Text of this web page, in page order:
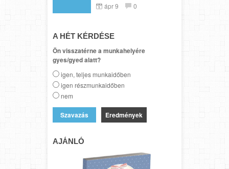
ápr 9 0
A HÉT KÉRDÉSE
Ön visszatérne a munkahelyére
gyes/gyed alatt?
igen, teljes munkaidőben
igen részmunkaidőben
nem
Eredmények
AJÁNLÓ